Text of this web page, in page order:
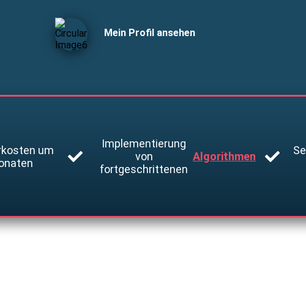
Mein Profil ansehen
um
Implementierung
von
fortgeschrittenen
Algorithmen